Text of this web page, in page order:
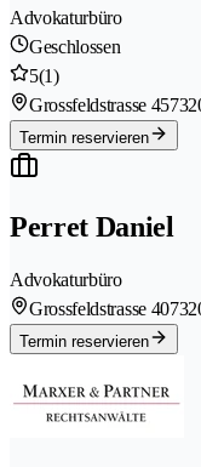
Advokaturbüro
Geschlossen
5(1)
Grossfeldstrasse 45
Termin reservieren
Perret Daniel
Advokaturbüro
Grossfeldstrasse 40
Termin reservieren